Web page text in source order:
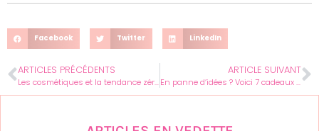
Facebook Twitter LinkedIn
ARTICLES PRÉCÉDENTS
Les cosmétiques et la tendance zéro déchet
ARTICLE SUIVANT
En panne d’idées ? Voici 7 cadeaux parfaits pour votre meilleure amie